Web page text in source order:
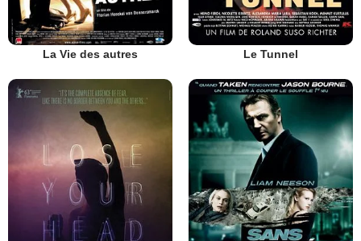
La Vie des autres Le Tunnel